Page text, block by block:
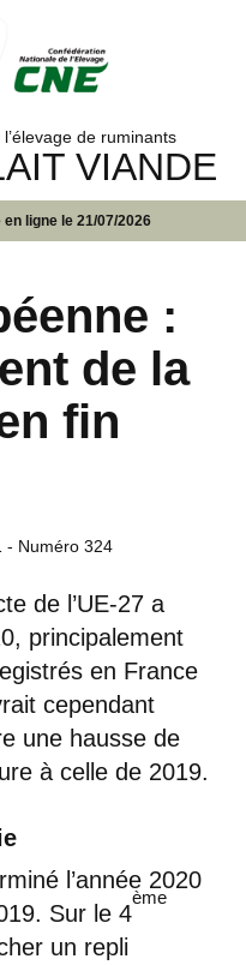
de ruminants
VIANDE
ligne le 21/07/2026
:
de la
fin
- Numéro 324
de l’UE-27 a
principalement
en France
cependant
une hausse de
à celle de 2019.
l’année 2020
Sur le 4
ème
un repli